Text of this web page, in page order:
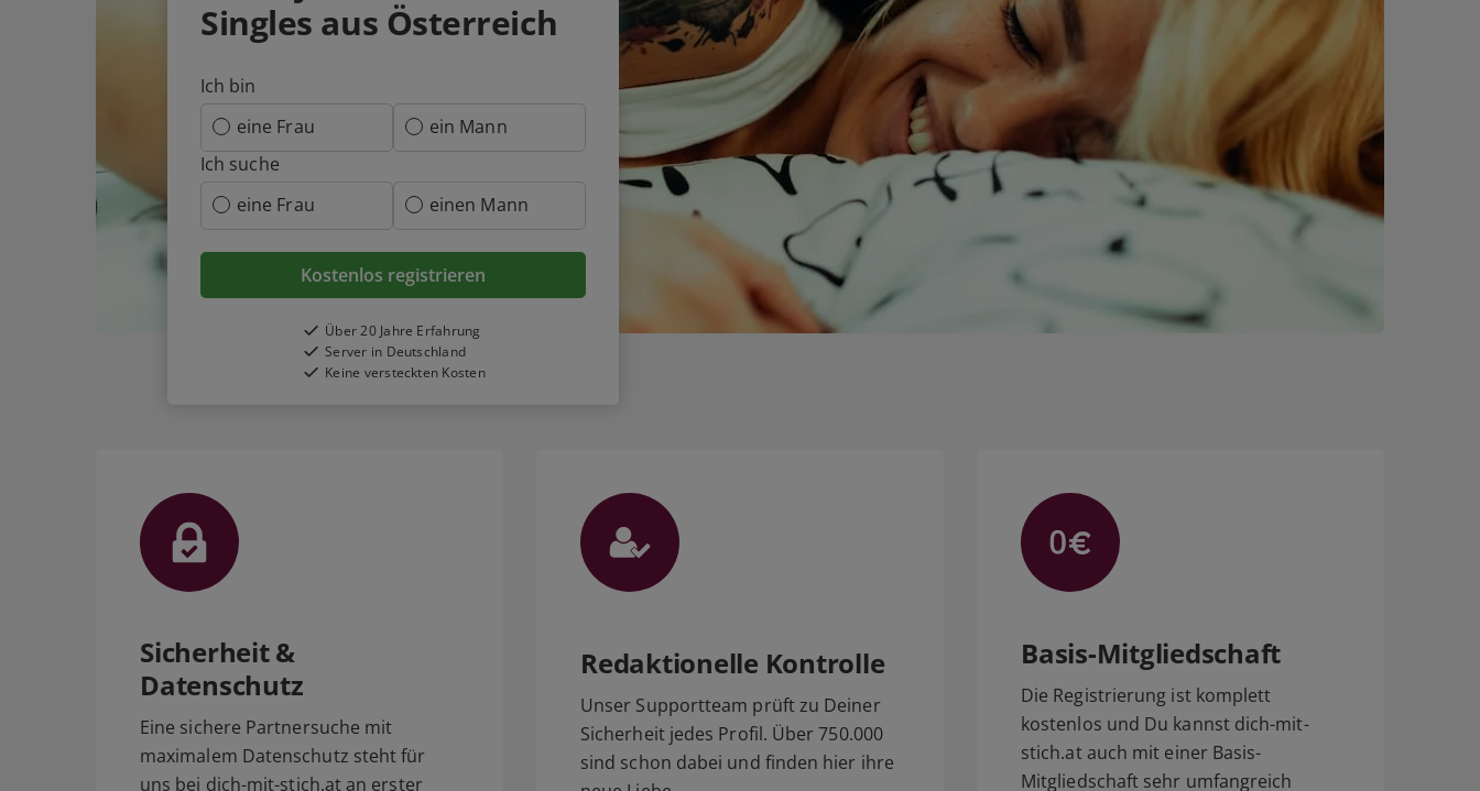
Singles aus Österreich
Ich bin
eine Frau
ein Mann
Ich suche
eine Frau
einen Mann
Kostenlos registrieren
Über 20 Jahre Erfahrung
Server in Deutschland
Keine versteckten Kosten
Sicherheit &
Datenschutz
Eine sichere Partnersuche mit
maximalem Datenschutz steht für
uns bei dich-mit-stich.at an erster
Redaktionelle Kontrolle
Unser Supportteam prüft zu Deiner
Sicherheit jedes Profil. Über 750.000
sind schon dabei und finden hier ihre
Basis-Mitgliedschaft
Die Registrierung ist komplett
kostenlos und Du kannst dich-mit-
stich.at auch mit einer Basis-
Mitgliedschaft sehr umfangreich